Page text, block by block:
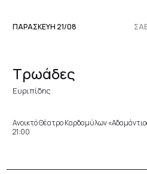
ΠΑΡΑΣΚΕΥΉ 21/08
Τρωάδες
Ευριπίδης
Ανοικτό Θέατρο Καρδαμύλων
21:00